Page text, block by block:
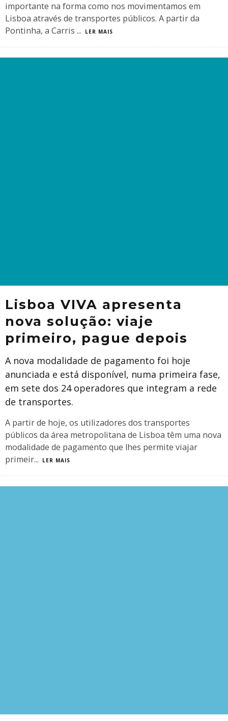
importante na forma como nos movimentamos em
Lisboa através de transportes públicos. A partir da
Pontinha, a Carris ... LER MAIS
Lisboa VIVA apresenta
nova solução: viaje
primeiro, pague depois
A nova modalidade de pagamento foi hoje
anunciada e está disponível, numa primeira fase,
em sete dos 24 operadores que integram a rede
de transportes.
​A partir de hoje, os utilizadores dos transportes
públicos da área metropolitana de Lisboa têm uma nova
modalidade de pagamento que lhes permite viajar
primeir... LER MAIS